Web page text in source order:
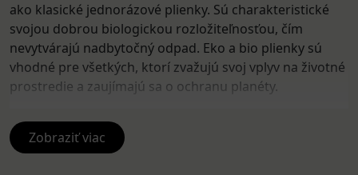
ako klasické jednorázové plienky. Sú charakteristické
svojou dobrou biologickou rozložiteľnosťou, čím
nevytvárajú nadbytočný odpad. Eko a bio plienky sú
vhodné pre všetkých, ktorí zvažujú svoj vplyv na životné
prostredie a zaujímajú sa o ochranu planéty.
Vyskúšajte plienky
eko a bio plienok. Na povrchu plienky sa nachádza pH
indikátor, ktorý ukáže, kedy je potrebné plienku
Zobraziť viac